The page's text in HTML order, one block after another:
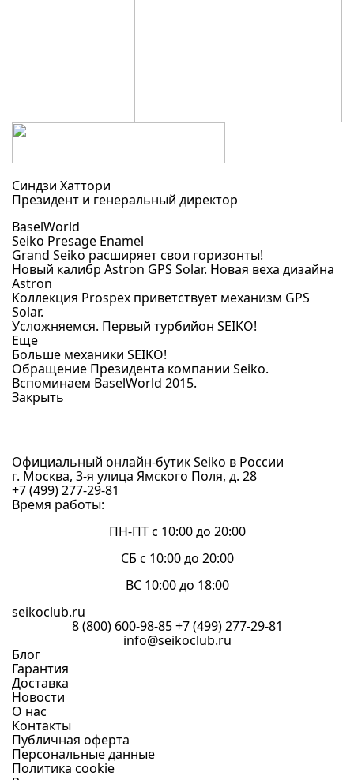
BaselWorld
Seiko Presage Enamel
Grand Seiko расширяет свои горизонты!
Новый калибр Astron GPS Solar. Новая веха дизайна
Astron
Коллекция Prospex приветствует механизм GPS
Solar.
Усложняемся. Первый турбийон SEIKO!
Еще
Больше механики SEIKO!
Обращение Президента компании Seiko.
Вспоминаем BaselWorld 2015.
Закрыть
Синдзи Хаттори
Президент и генеральный директор
Официальный онлайн-бутик Seiko в России
г. Москва, 3-я улица Ямского Поля, д. 28
+7 (499) 277-29-81
Время работы:
ПН-ПТ с 10:00 до 20:00
СБ с 10:00 до 20:00
ВС 10:00 до 18:00
seikoclub.ru
8 (800) 600-98-85 +7 (499) 277-29-81
info@seikoclub.ru
Блог
Гарантия
Доставка
Новости
О нас
Контакты
Публичная оферта
Персональные данные
Политика cookie